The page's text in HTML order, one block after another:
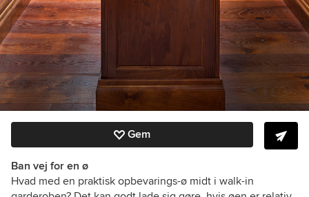
Gem
Ban vej for en ø
Hvad med en praktisk opbevarings-ø midt i walk-in